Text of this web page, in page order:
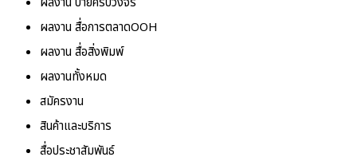
ผลงาน สื่อการตลาดOOH
ผลงาน สื่อสิ่งพิมพ์
ผลงานทั้งหมด
สมัครงาน
สินค้าและบริการ
สื่อประชาสัมพันธ์